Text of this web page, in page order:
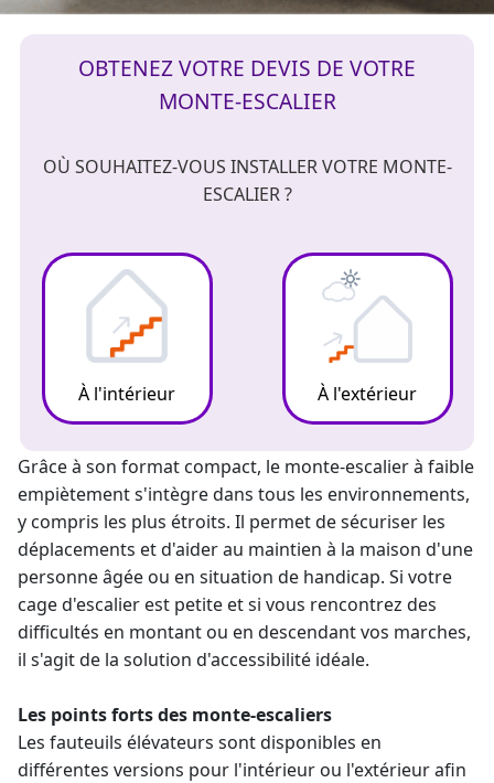
OBTENEZ VOTRE DEVIS DE VOTRE
MONTE-ESCALIER
OÙ SOUHAITEZ-VOUS INSTALLER VOTRE MONTE-
ESCALIER ?
À l'intérieur À l'extérieur
Grâce à son format compact, le monte-escalierà faible
empiètement s'intègre dans tous les environnements,
y compris les plus étroits. Il permet de sécuriser les
déplacements et d'aider au maintien à la maison d'une
personne âgée ou en situation de handicap. Si votre
cage d'escalier est petite et si vous rencontrez des
difficultés en montant ou en descendant vos marches,
il s'agit de la solution d'accessibilité idéale.
Les points forts des monte-escaliers
Les fauteuils élévateurs sont disponibles en
différentes versions pour l'intérieur ou l'extérieur afin